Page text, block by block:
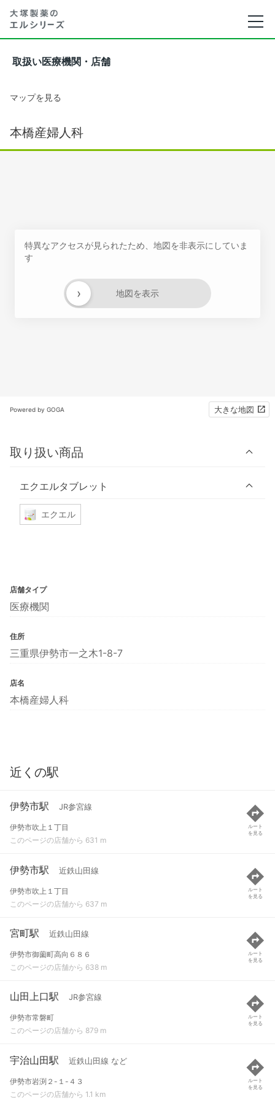
取扱い医療機関・店舗
マップを見る
本橋産婦人科
特異なアクセスが見られたため、地図を非表示にしていま
す
地図を表示
›
Powered by GOGA 大きな地図
取り扱い商品
エクエルタブレット
エクエル
店舗タイプ
医療機関
住所
三重県伊勢市一之木1-8-7
店名
本橋産婦人科
近くの駅
伊勢市駅 JR参宮線
伊勢市吹上１丁目
このページの店舗から 631 m
ルート
を見る
伊勢市駅 近鉄山田線
伊勢市吹上１丁目
このページの店舗から 637 m
ルート
を見る
宮町駅 近鉄山田線
伊勢市御薗町高向６８６
このページの店舗から 638 m
ルート
を見る
山田上口駅 JR参宮線
伊勢市常磐町
このページの店舗から 879 m
ルート
を見る
宇治山田駅 近鉄山田線 など
伊勢市岩渕２-１-４３
このページの店舗から 1.1 km
ルート
を見る